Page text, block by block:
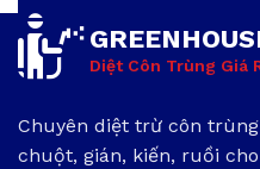
Diệt Côn Trùng Giá
Chuyên diệt trừ côn
chuột, gián, kiến, ruồi